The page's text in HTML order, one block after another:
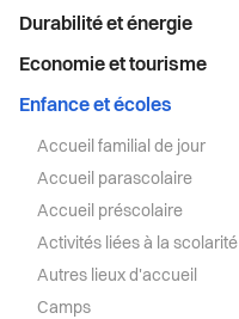
Durabilité et énergie
Economie et tourisme
Enfance et écoles
Accueil familial de jour
Accueil parascolaire
Accueil préscolaire
Activités liées à la scolarité
Autres lieux d'accueil
Camps